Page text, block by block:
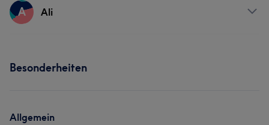
Portfolio
Services
A Ali
Besonderheiten
Allgemein